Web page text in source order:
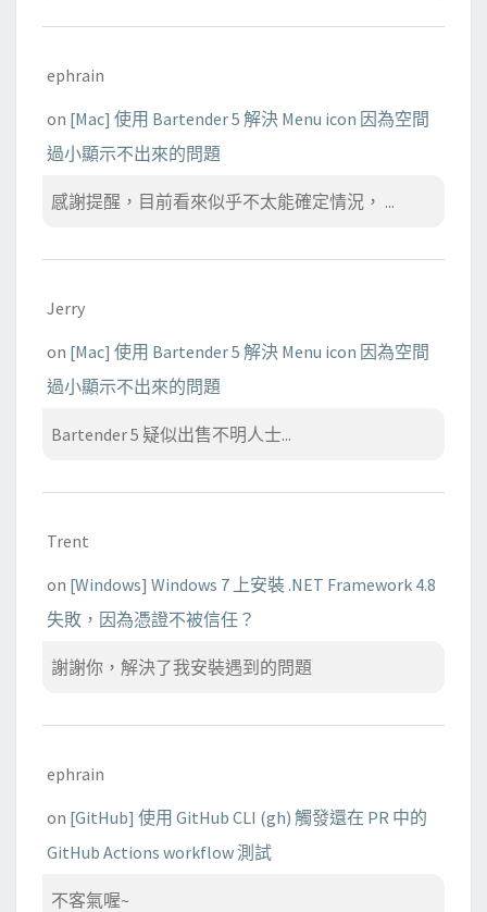
ephrain
on [Mac] 使用 Bartender 5 解決 Menu icon 因為空間
過小顯示不出來的問題
感謝提醒，目前看來似乎不太能確定情況， ...
Jerry
on [Mac] 使用 Bartender 5 解決 Menu icon 因為空間
過小顯示不出來的問題
Bartender 5 疑似出售不明人士...
Trent
on [Windows] Windows 7 上安裝 .NET Framework 4.8
失敗，因為憑證不被信任？
謝謝你，解決了我安裝遇到的問題
ephrain
on [GitHub] 使用 GitHub CLI (gh) 觸發還在 PR 中的
GitHub Actions workflow 測試
不客氣喔~